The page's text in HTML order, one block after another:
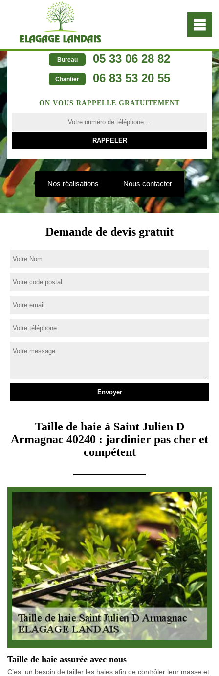
Bureau 05 33 06 28 82
Chantier 06 83 53 20 55
ON VOUS RAPPELLE GRATUITEMENT
Nos réalisations Nous contacter
Demande de devis gratuit
Taille de haie à Saint Julien D
Armagnac 40240 : jardinier pas cher et
compétent
Taille de haie assurée avec nous
C’est un besoin de tailler les haies afin de contrôler leur masse et